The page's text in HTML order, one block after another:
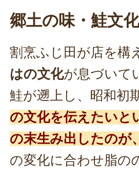
郷土の味・鮭文
割烹ふじ田が店を構
はの文化が息づいて
鮭が遡上し、昭和初
の文化を伝えたいと
の末生み出したのが
の変化に合わせ脂の